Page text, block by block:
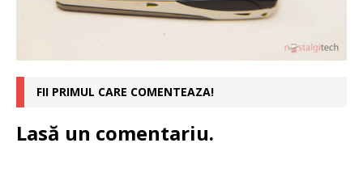
FII PRIMUL CARE COMENTEAZA!
Lasă un comentariu.